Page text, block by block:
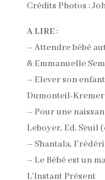
Crédits Photos :
A LIRE:
– Attendre bébé
& Emmanuelle
– Elever son
Dumonteil-Kremer
– Pour une
Leboyer, Ed. Seuil
– Shantala,
– Le Bébé est un
L’Instant Présent